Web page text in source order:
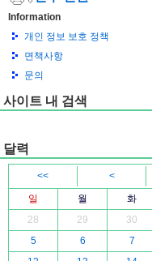
Information
개인 정보 보호 정책
면책사항
문의
사이트 내 검색
달력
<< <
일
월 화
28
29 30
5
6 7